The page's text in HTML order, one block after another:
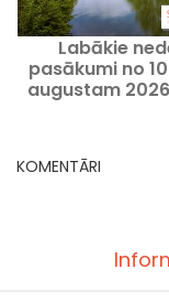
Labākie
pasākumi no
augustam
KOMENTĀRI